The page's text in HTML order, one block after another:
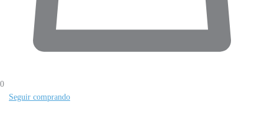
0
Seguir comprando